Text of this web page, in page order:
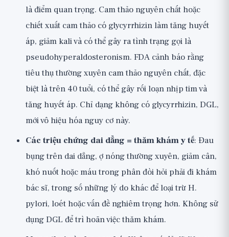
là điểm quan trọng. Cam thảo nguyên chất hoặc
chiết xuất cam thảo có glycyrrhizin làm tăng huyết
áp, giảm kali và có thể gây ra tình trạng gọi là
pseudohyperaldosteronism. FDA cảnh báo rằng
tiêu thụ thường xuyên cam thảo nguyên chất, đặc
biệt là trên 40 tuổi, có thể gây rối loạn nhịp tim và
tăng huyết áp. Chỉ dạng không có glycyrrhizin, DGL,
mới vô hiệu hóa nguy cơ này.
Các triệu chứng dai dẳng = thăm khám y tế: Đau
bụng trên dai dẳng, ợ nóng thường xuyên, giảm cân,
khó nuốt hoặc máu trong phân đòi hỏi phải đi khám
bác sĩ, trong số những lý do khác để loại trừ H.
pylori, loét hoặc vấn đề nghiêm trọng hơn. Không sử
dụng DGL để trì hoãn việc thăm khám.